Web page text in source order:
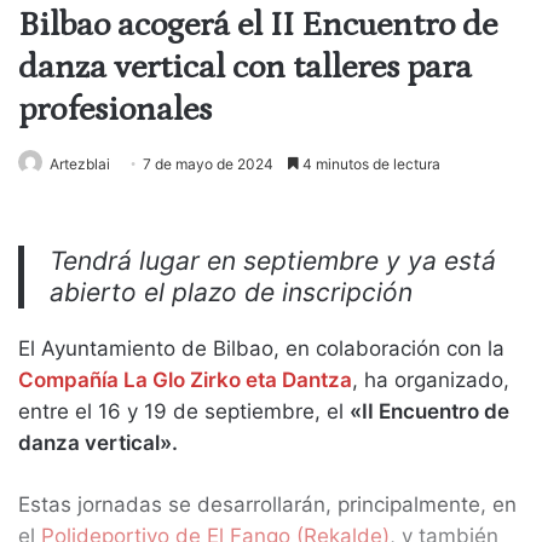
Bilbao acogerá el II Encuentro de
danza vertical con talleres para
profesionales
Artezblai 7 de mayo de 2024 4 minutos de lectura
Tendrá lugar en septiembre y ya está
abierto el plazo de inscripción
El Ayuntamiento de Bilbao, en colaboración con la
Compañía La Glo Zirko eta Dantza, ha organizado,
entre el 16 y 19 de septiembre, el «II Encuentro de
danza vertical».
Estas jornadas se desarrollarán, principalmente, en
el Polideportivo de El Fango (Rekalde), y también